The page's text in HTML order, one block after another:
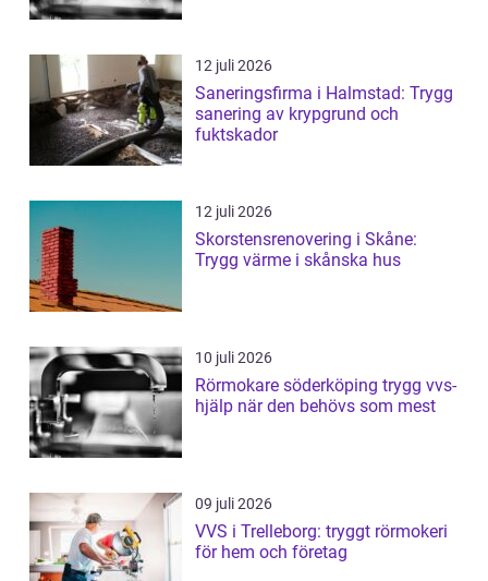
12 juli 2026
Saneringsfirma i Halmstad: Trygg
sanering av krypgrund och
fuktskador
12 juli 2026
Skorstensrenovering i Skåne:
Trygg värme i skånska hus
10 juli 2026
Rörmokare söderköping trygg vvs-
hjälp när den behövs som mest
09 juli 2026
VVS i Trelleborg: tryggt rörmokeri
för hem och företag